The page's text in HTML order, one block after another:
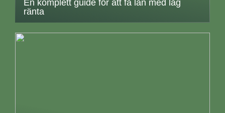
En komplett guide för att få lån med låg
ränta